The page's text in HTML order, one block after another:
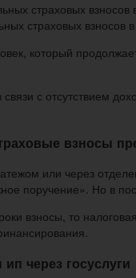
страховых
страховых взносов
который
с отсутствием
взносы
или через
поручение». Но в
взносы, то
через госуслуги